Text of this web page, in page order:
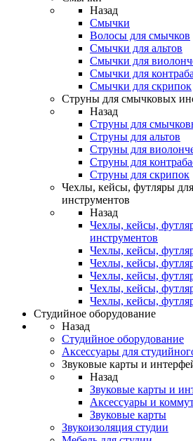
Назад
Смычки
Волосы для смычков
Смычки для альтов
Смычки для
Смычки для
Смычки для скрипок
Струны для смычковых
Назад
Струны для
Струны для альтов
Струны для
Струны для
Струны для скрипок
Чехлы, кейсы, футляры
инструментов
Назад
Чехлы, кейсы,
инструментов
Чехлы, кейсы,
Чехлы, кейсы,
Чехлы, кейсы,
Чехлы, кейсы,
Чехлы, кейсы,
Студийное оборудование
Назад
Студийное оборудование
Аксессуары для
Звуковые карты и
Назад
Звуковые карты и
Аксессуары и
Звуковые карты
Звукоизоляция студии